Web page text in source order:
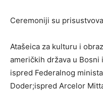
Ceremoniji su
Atašeica za kulturu i
američkih država u
ispred Federalnog
Doder;ispred Arcelor